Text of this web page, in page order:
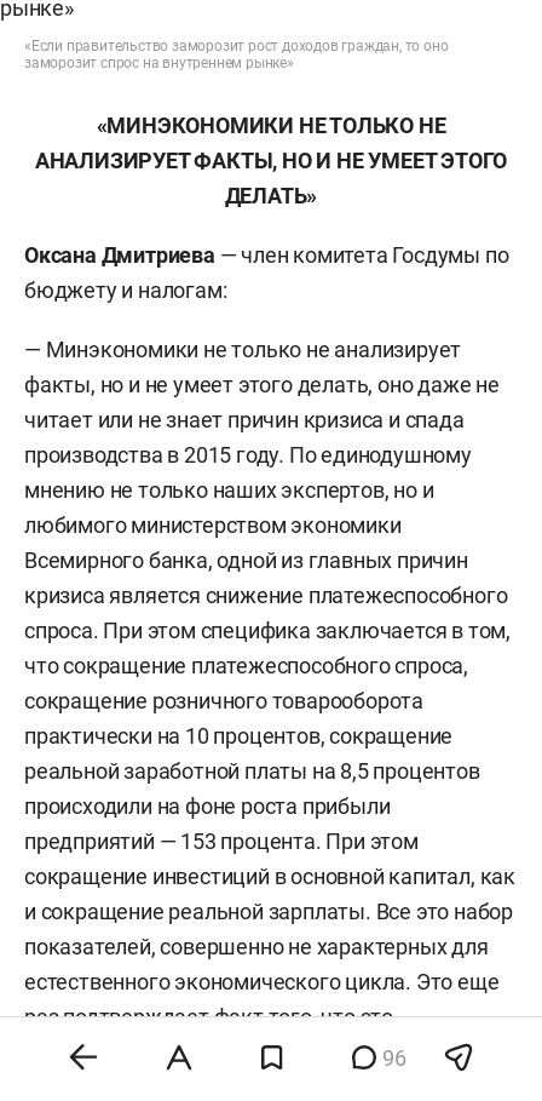
«Если правительство заморозит рост доходов граждан, то оно
заморозит спрос на внутреннем рынке»
«МИНЭКОНОМИКИ НЕ ТОЛЬКО НЕ
АНАЛИЗИРУЕТ ФАКТЫ, НО И НЕ УМЕЕТ ЭТОГО
ДЕЛАТЬ»
Оксана Дмитриева — член комитета Госдумы по
бюджету и налогам:
— Минэкономики не только не анализирует
факты, но и не умеет этого делать, оно даже не
читает или не знает причин кризиса и спада
производства в 2015 году. По единодушному
мнению не только наших экспертов, но и
любимого министерством экономики
Всемирного банка, одной из главных причин
кризиса является снижение платежеспособного
спроса. При этом специфика заключается в том,
что сокращение платежеспособного спроса,
сокращение розничного товарооборота
практически на 10 процентов, сокращение
реальной заработной платы на 8,5 процентов
происходили на фоне роста прибыли
предприятий — 153 процента. При этом
сокращение инвестиций в основной капитал, как
и сокращение реальной зарплаты. Все это набор
показателей, совершенно не характерных для
естественного экономического цикла. Это еще
раз подтверждает факт того, что это
рукотворный кризис. Связан он с тем, что в
96